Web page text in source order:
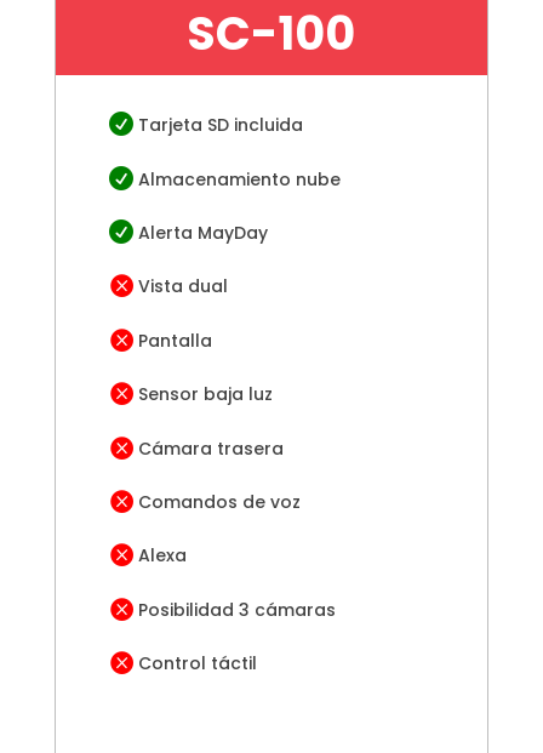
SC-100
Tarjeta SD incluida
Almacenamiento nube
Alerta MayDay
Vista dual
Pantalla
Sensor baja luz
Cámara trasera
Comandos de voz
Alexa
Posibilidad 3 cámaras
Control táctil